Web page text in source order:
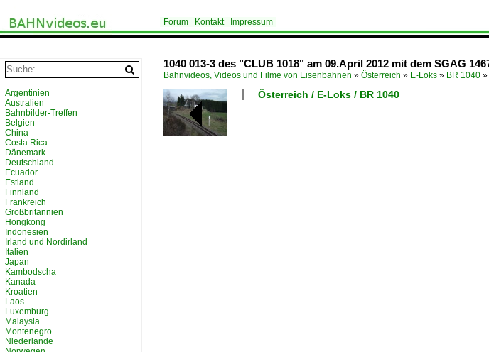
Forum Kontakt Impressum
1040 013-3 des "CLUB 1018" am 09.April 2012 mit dem SGAG
Bahnvideos, Videos und Filme von Eisenbahnen » Österreich » E-Loks » BR 1040 »
Österreich / E-Loks / BR 1040
Argentinien
Australien
Bahnbilder-Treffen
Belgien
China
Costa Rica
Dänemark
Deutschland
Ecuador
Estland
Finnland
Frankreich
Großbritannien
Hongkong
Indonesien
Irland und Nordirland
Italien
Japan
Kambodscha
Kanada
Kroatien
Laos
Luxemburg
Malaysia
Montenegro
Niederlande